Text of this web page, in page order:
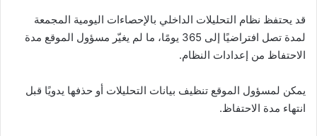
قد يحتفظ نظام التحليلات الداخلي بالإحصاءات اليومية المجمعة
لمدة تصل افتراضيًا إلى 365 يومًا، ما لم يغيّر مسؤول الموقع مدة
الاحتفاظ من إعدادات النظام.
يمكن لمسؤول الموقع تنظيف بيانات التحليلات أو حذفها يدويًا قبل
انتهاء مدة الاحتفاظ.